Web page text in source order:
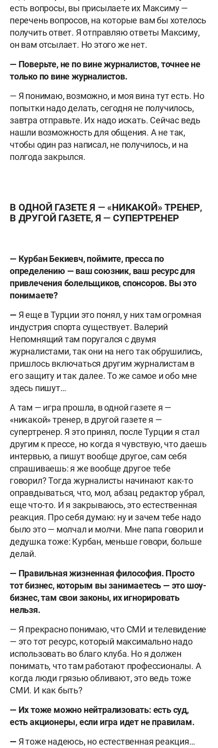
есть вопросы, вы присылаете их Максиму —
перечень вопросов, на которые вам бы хотелось
получить ответ. Я отправляю ответы Максиму,
он вам отсылает. Но этого же нет.
— Поверьте, не по вине журналистов, точнее не
только по вине журналистов.
— Я понимаю, возможно, и моя вина тут есть. Но
попытки надо делать, сегодня не получилось,
завтра отправьте. Их надо искать. Сейчас ведь
нашли возможность для общения. А не так,
чтобы один раз написал, не получилось, и на
полгода закрылся.
В ОДНОЙ ГАЗЕТЕ Я — «НИКАКОЙ» ТРЕНЕР,
В ДРУГОЙ ГАЗЕТЕ, Я — СУПЕРТРЕНЕР
— Курбан Бекиевч, поймите, пресса по
определению — ваш союзник, ваш ресурс для
привлечения болельщиков, спонсоров. Вы это
понимаете?
— Я еще в Турции это понял, у них там огромная
индустрия спорта существует. Валерий
Непомнящий там поругался с двумя
журналистами, так они на него так обрушились,
пришлось включаться другим журналистам в
его защиту и так далее. То же самое и обо мне
здесь пишут…
А там — игра прошла, в одной газете я —
«никакой» тренер, в другой газете я —
супертренер. Я это принял, после Турции я стал
другим к прессе, но когда я чувствую, что даешь
интервью, а пишут вообще другое, сам себя
спрашиваешь: я же вообще другое тебе
говорил? Тогда журналисты начинают как-то
оправдываться, что, мол, абзац редактор убрал,
еще что-то. И я закрываюсь, это естественная
реакция. Про себя думаю: ну и зачем тебе надо
было это — молчал и молчи. Мне папа говорил и
дедушка тоже: Курбан, меньше говори, больше
делай.
— Правильная жизненная философия. Просто
тот бизнес, которым вы занимаетесь — это шоу-
бизнес, там свои законы, их игнорировать
нельзя.
— Я прекрасно понимаю, что СМИ и телевидение
— это тот ресурс, который максимально надо
использовать во благо клуба. Но я должен
понимать, что там работают профессионалы. А
когда люди грязью обливают, это ведь тоже
СМИ. И как быть?
— Их тоже можно нейтрализовать: есть суд,
есть акционеры, если игра идет не правилам.
— Я тоже надеюсь, но естественная реакция…